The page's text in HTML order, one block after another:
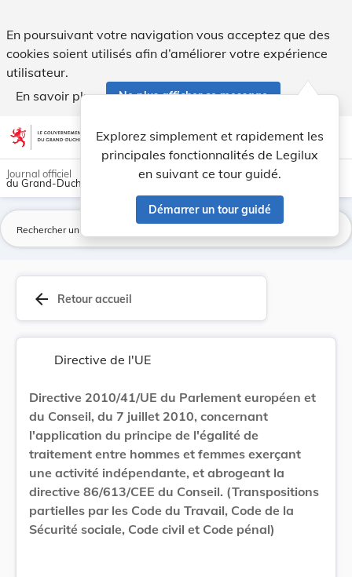
En poursuivant votre navigation vous acceptez que des
cookies soient utilisés afin d’améliorer votre expérience
utilisateur.
En savoir plus
Ne plus afficher ce message
Aller au contenu account_circle help Aide
Explorez simplement et rapidement les
principales fonctionnalités de Legilux
en suivant ce tour guidé.
Démarrer un tour guidé
light_mode dark_mode
Journal officiel
du Grand-Duché de Luxembourg
arrow_back Retour accueil
Directive de l'UE
Directive 2010/41/UE du Parlement européen et
du Conseil, du 7 juillet 2010, concernant
l'application du principe de l'égalité de
traitement entre hommes et femmes exerçant
une activité indépendante, et abrogeant la
directive 86/613/CEE du Conseil. (Transpositions
partielles par les Code du Travail, Code de la
Sécurité sociale, Code civil et Code pénal)